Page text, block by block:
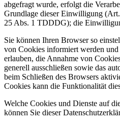
abgefragt wurde, erfolgt die
Grundlage dieser Einwilligung
25 Abs. 1 TDDDG); die
Sie können Ihren Browser so
von Cookies informiert werden
erlauben, die Annahme von
generell ausschließen sowie das
beim Schließen des Browsers
Cookies kann die Funktionalität
Welche Cookies und Dienste auf
können Sie dieser